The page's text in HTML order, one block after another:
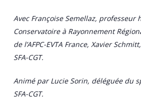
Avec Françoise Semellaz, professeur
Conservatoire à Rayonnement
de l’AFPC-EVTA France, Xavier
SFA-CGT.
Animé par Lucie Sorin, déléguée du
SFA-CGT.